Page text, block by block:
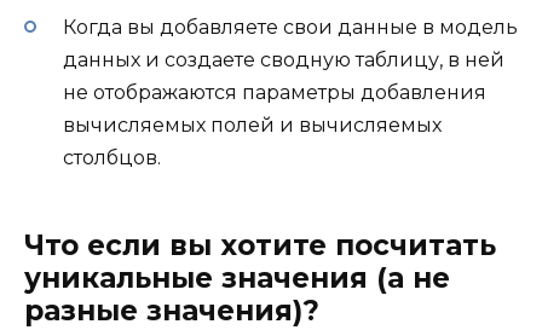
Когда вы добавляете свои данные в модель
данных и создаете сводную таблицу, в ней
не отображаются параметры добавления
вычисляемых полей и вычисляемых
столбцов.
Что если вы хотите посчитать
уникальные значения (а не
разные значения)?